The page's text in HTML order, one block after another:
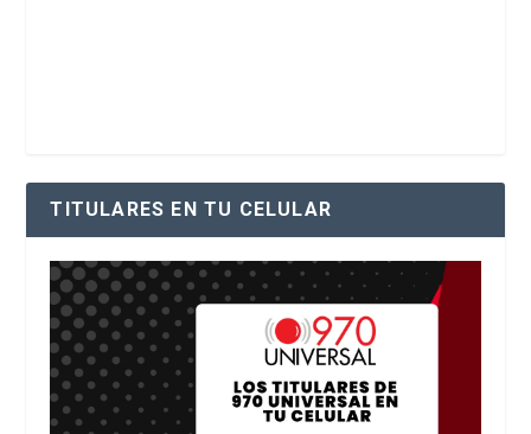
TITULARES EN TU CELULAR